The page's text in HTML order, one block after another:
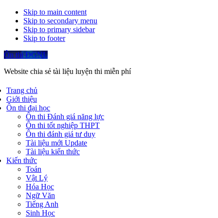
Skip to main content
Skip to secondary menu
Skip to primary sidebar
Skip to footer
Ôn thi ĐGNL
Website chia sẻ tài liệu luyện thi miễn phí
Trang chủ
Giới thiệu
Ôn thi đại học
Ôn thi Đánh giá năng lực
Ôn thi tốt nghiệp THPT
Ôn thi đánh giá tư duy
Tài liệu mới Update
Tài liệu kiến thức
Kiến thức
Toán
Vật Lý
Hóa Học
Ngữ Văn
Tiếng Anh
Sinh Học